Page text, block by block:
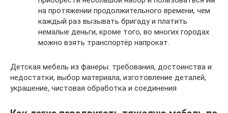
на протяжении продолжительного времени, чем
каждый раз вызывать бригаду и платить
немалые деньги, кроме того, во многих городах
можно взять транспортёр напрокат.
Детская мебель из фанеры: требования, достоинства и
недостатки, выбор материала, изготовление деталей,
украшение, чистовая обработка и соединения